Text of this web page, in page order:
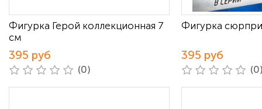
Фигурка Герой коллекционная 7
см
395 руб
(0)
Фигурка
395 руб